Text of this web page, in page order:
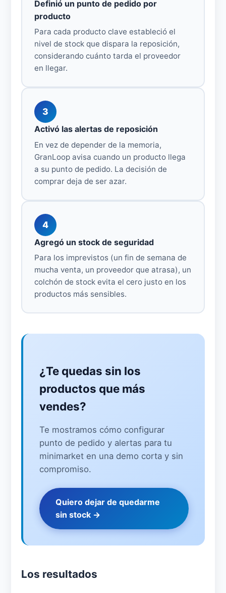
Definió un punto de pedido por
producto
Para cada producto clave estableció el
nivel de stock que dispara la reposición,
considerando cuánto tarda el proveedor
en llegar.
3
Activó las alertas de reposición
En vez de depender de la memoria,
GranLoop avisa cuando un producto llega
a su punto de pedido. La decisión de
comprar deja de ser azar.
4
Agregó un stock de seguridad
Para los imprevistos (un fin de semana de
mucha venta, un proveedor que atrasa), un
colchón de stock evita el cero justo en los
productos más sensibles.
¿Te quedas sin los
productos que más
vendes?
Te mostramos cómo configurar
punto de pedido y alertas para tu
minimarket en una demo corta y sin
compromiso.
Quiero dejar de quedarme
sin stock →
Los resultados